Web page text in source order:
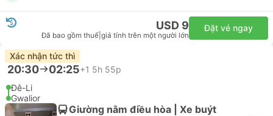
USD 9
Đã bao gồm thuế giá tính trên một người lớn
Đặt vé ngay
Xác nhận tức thì
20:30 02:25+1 5h 55p
Đê-Li
Gwalior
Giường nằm điều hòa | Xe buýt